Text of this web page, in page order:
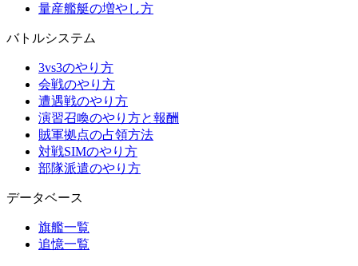
量産艦艇の増やし方
バトルシステム
3vs3のやり方
会戦のやり方
遭遇戦のやり方
演習召喚のやり方と報酬
賊軍拠点の占領方法
対戦SIMのやり方
部隊派遣のやり方
データベース
旗艦一覧
追憶一覧